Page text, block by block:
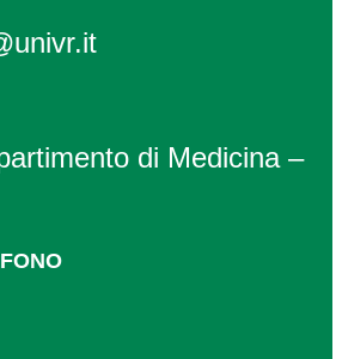
di Medicina –